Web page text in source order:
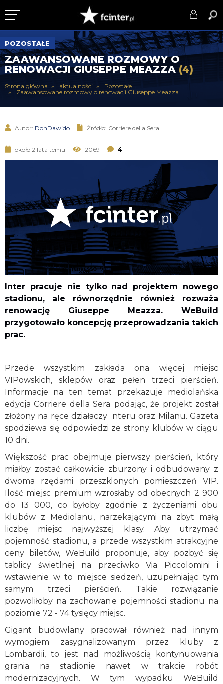
KLUB
DRUŻYNA
SERIE A
PUCHARY
DLA TIFOSICH
SERWIS
POZOSTAŁE
ZAAWANSOWANE ROZMOWY O
RENOWACJI GIUSEPPE MEAZZA (4)
Strona główna aktualności
Pozostałe
Zaawansowane rozmowy o renowacji Giuseppe Meazza
Autor: DonDawido Źródło: Corriere della Sera
około 2 lata temu 2069 4
Inter pracuje nie tylko nad projektem nowego
stadionu, ale równorzędnie również rozważa
renowację Giuseppe Meazza. WeBuild
przygotowało koncepcję przeprowadzania takich
prac.
Przede wszystkim zakłada ona więcej miejsc
VIPowskich, sklepów oraz pełen trzeci pierścień.
Informacje na ten temat przekazuje mediolańska
edycja Corriere della Sera, podając, że projekt został
złożony na ręce działaczy Interu oraz Milanu. Gazeta
spodziewa się odpowiedzi ze strony klubów w ciągu
10 dni.
Większość prac obejmuje pierwszy pierścień, który
miałby zostać całkowicie zburzony i odbudowany z
dwoma rzędami przeszklonych pomieszczeń VIP.
Ilość miejsc premium wzrosłaby od obecnych 2 900
do 13 000, co byłoby zgodnie z życzeniami obu
klubów z Mediolanu, narzekającymi na zbyt małą
liczbę miejsc najwyższej klasy. Aby utrzymać
pojemność stadionu, a przede wszystkim atrakcyjne
ceny biletów, WeBuild proponuje, aby pozbyć się
tablicy świetlnej na przeciwko Via Piccolomini i
wstawienie w to miejsce siedzeń, uzupełniając tym
samym trzeci pierścień. Takie rozwiązanie
pozwoliłoby na zachowanie pojemności stadionu na
poziomie 72 - 74 tysięcy miejsc.
Gigant budowlany pracował również nad innym
wymogiem zasygnalizowanym przez kluby z
Lombardii, to jest nad możliwością kontynuowania
grania na stadionie nawet w trakcie robót
modernizacyjnych. W tym wypadku WeBuild